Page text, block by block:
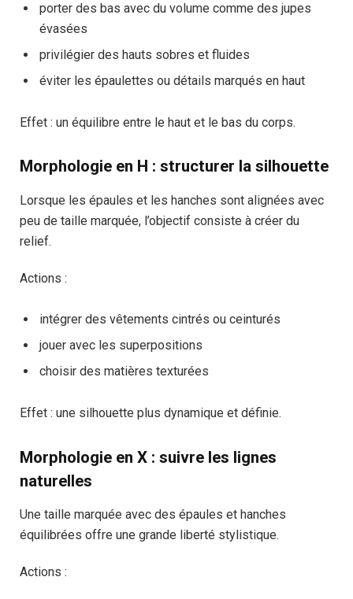
porter des bas avec du volume comme des jupes
évasées
privilégier des hauts sobres et fluides
éviter les épaulettes ou détails marqués en haut
Effet : un équilibre entre le haut et le bas du corps.
Morphologie en H : structurer la silhouette
Lorsque les épaules et les hanches sont alignées avec
peu de taille marquée, l’objectif consiste à créer du
relief.
Actions :
intégrer des vêtements cintrés ou ceinturés
jouer avec les superpositions
choisir des matières texturées
Effet : une silhouette plus dynamique et définie.
Morphologie en X : suivre les lignes
naturelles
Une taille marquée avec des épaules et hanches
équilibrées offre une grande liberté stylistique.
Actions :